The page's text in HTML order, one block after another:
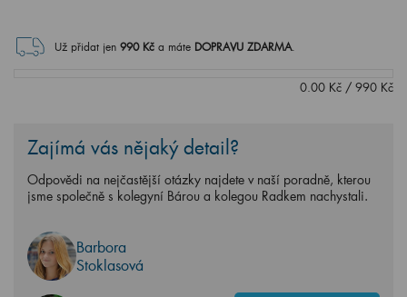
Už přidat jen 990Kč a máte DOPRAVU ZDARMA.
0.00 Kč / 990 Kč
Zajímá vás nějaký detail?
Odpovědi na nejčastější otázky najdete v naší poradně, kterou
jsme společně s kolegyní Bárou a kolegou Radkem nachystali.
Barbora
Stoklasová